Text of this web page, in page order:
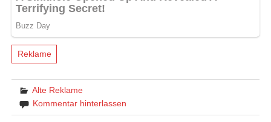
Reklame
Alte Reklame
Kommentar hinterlassen